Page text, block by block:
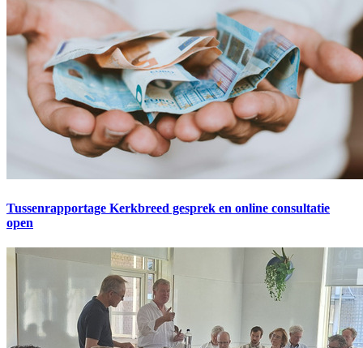
Tussenrapportage Kerkbreed gesprek en online consultatie
open